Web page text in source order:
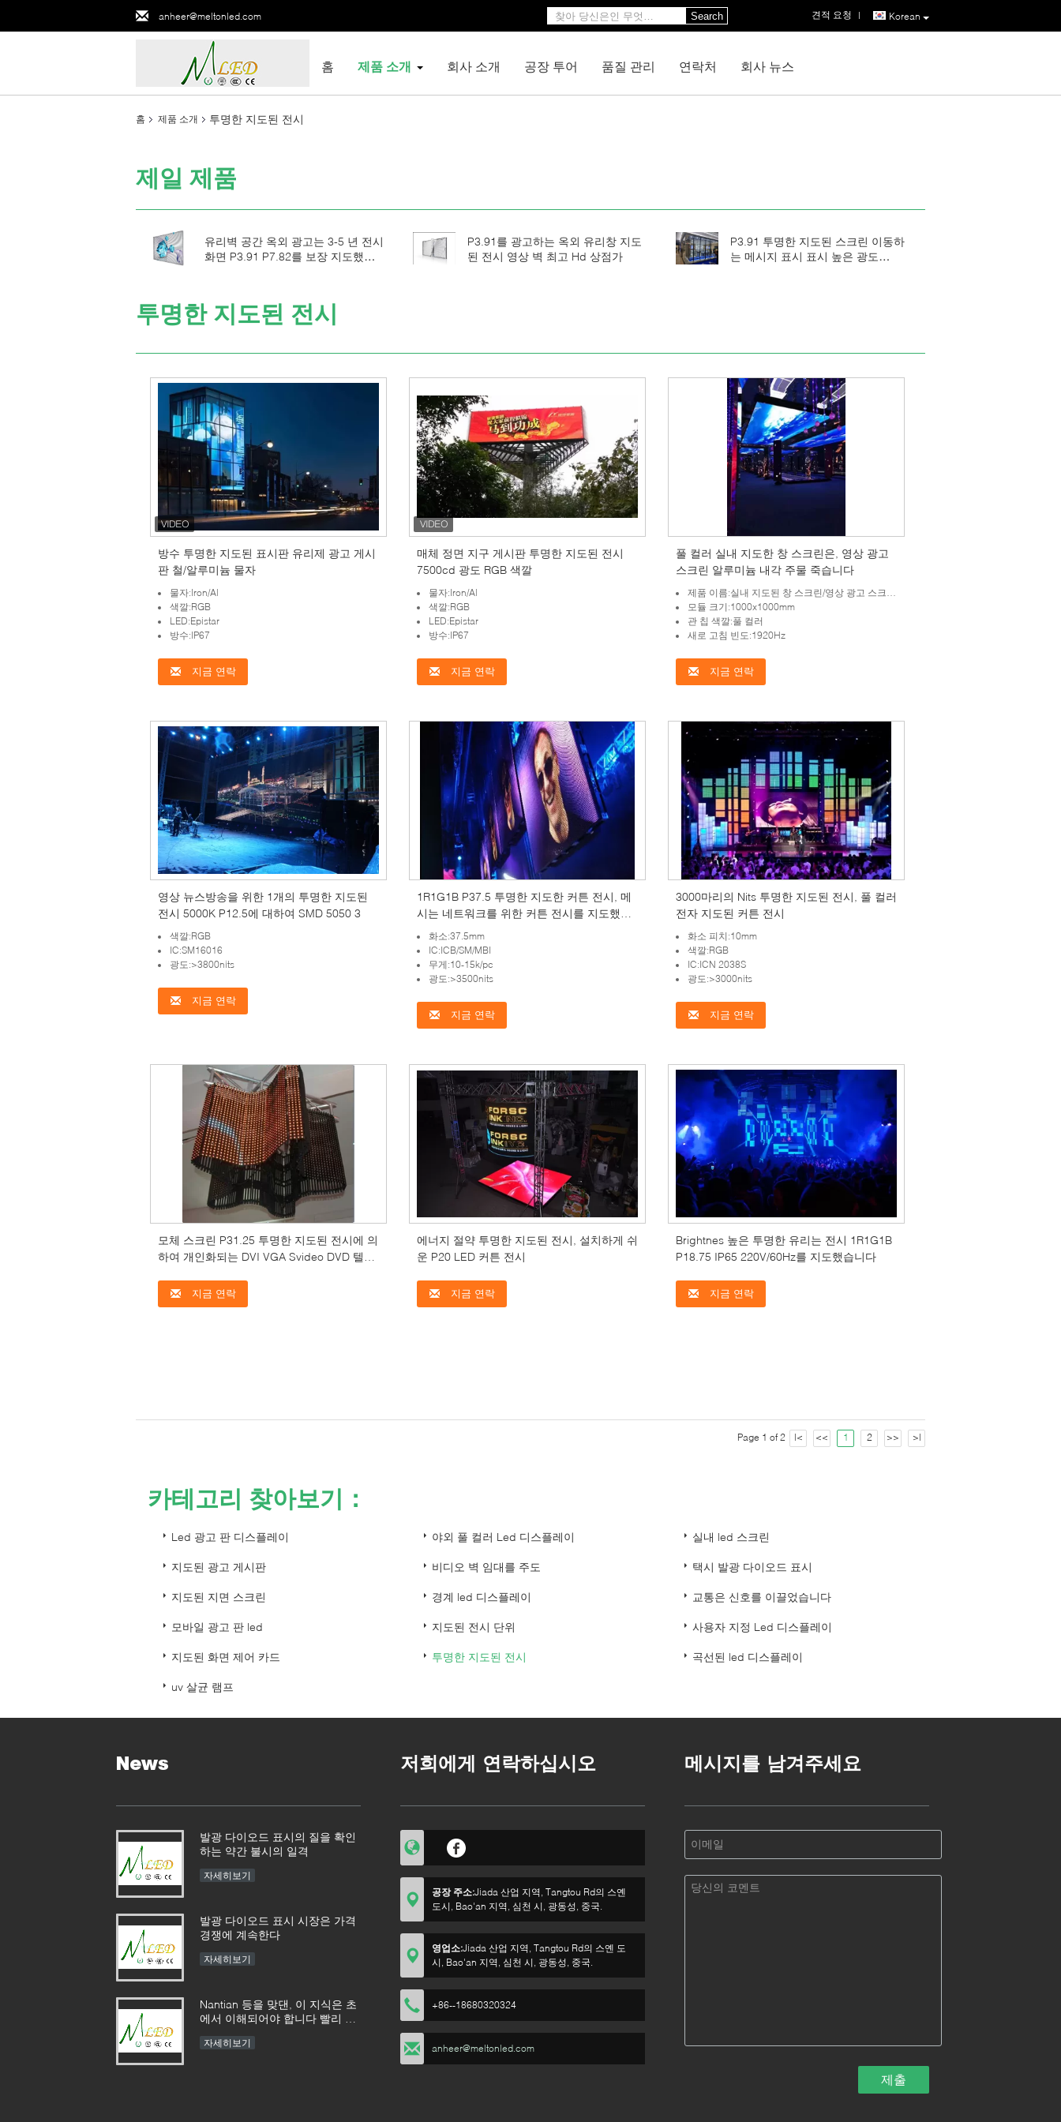
anheer@meltonled.com Korean
견적 요청 |
Search
홈 제품 소개 회사 소개 공장 투어 품질 관리 연락처 회사 뉴스
홈 제품 소개 투명한 지도된 전시
제일 제품
유리벽 공간 옥외 광고는 3-5 년 전시
화면 P3.91 P7.82를 보장 지도했습
P3.91를 광고하는 옥외 유리창 지도
된 전시 영상 벽 최고 Hd 상점가
P3.91 투명한 지도된 스크린 이동하
는 메시지 표시 표시 높은 광도
투명한 지도된 전시
방수 투명한 지도된 표시판 유리제 광고 게시
판 철/알루미늄 물자
물자:Iron/Al
색깔:RGB
LED:Epistar
방수:IP67
지금 연락
매체 정면 지구 게시판 투명한 지도된 전시
7500cd 광도 RGB 색깔
물자:Iron/Al
색깔:RGB
LED:Epistar
방수:IP67
지금 연락
풀 컬러 실내 지도한 창 스크린은, 영상 광고
스크린 알루미늄 내각 주물 죽습니다
제품 이름:실내 지도된 창 스크린/영상 광고 스크린/투명한 전시 화면
모듈 크기:1000x1000mm
관 칩 색깔:풀 컬러
새로 고침 빈도:1920Hz
지금 연락
영상 뉴스방송을 위한 1개의 투명한 지도된
전시 5000K P12.5에 대하여 SMD 5050 3
색깔:RGB
IC:SM16016
광도:>3800nits
지금 연락
1R1G1B P37.5 투명한 지도한 커튼 전시, 메
시는 네트워크를 위한 커튼 전시를 지도했습
니다화소:37.5mm
IC:ICB/SM/MBI
무게:10-15k/pc
광도:>3500nits
지금 연락
3000마리의 Nits 투명한 지도된 전시, 풀 컬러
전자 지도된 커튼 전시
화소 피치:10mm
색깔:RGB
IC:ICN 2038S
광도:>3000nits
지금 연락
모체 스크린 P31.25 투명한 지도된 전시에 의
하여 개인화되는 DVI VGA Svideo DVD 텔레
지금 연락
에너지 절약 투명한 지도된 전시, 설치하게 쉬
운 P20 LED 커튼 전시
지금 연락
Brightnes 높은 투명한 유리는 전시 1R1G1B
P18.75 IP65 220V/60Hz를 지도했습니다
지금 연락
Page 1 of 2 |< << 1 2 >> >|
카테고리 찾아보기：
Led 광고 판 디스플레이 야외 풀 컬러 Led 디스플레이 실내 led 스크린
지도된 광고 게시판 비디오 벽 임대를 주도 택시 발광 다이오드 표시
지도된 지면 스크린 경계 led 디스플레이 교통은 신호를 이끌었습니다
모바일 광고 판 led 지도된 전시 단위 사용자 지정 Led 디스플레이
지도된 화면 제어 카드 투명한 지도된 전시 곡선된 led 디스플레이
uv 살균 램프
News
발광 다이오드 표시의 질을 확인
하는 약간 불시의 일격
자세히보기
발광 다이오드 표시 시장은 가격
경쟁에 계속한다
자세히보기
Nantian 등을 맞댄, 이 지식은 초
에서 이해되어야 합니다 빨리 오
자세히보기
저희에게 연락하십시오
공장 주소:Jiada 산업 지역, Tangtou Rd의 스옌
도시, Bao'an 지역, 심천 시, 광동성, 중국.
영업소:Jiada 산업 지역, Tangtou Rd의 스옌 도
시, Bao'an 지역, 심천 시, 광동성, 중국.
+86--18680320324
anheer@meltonled.com
메시지를 남겨주세요